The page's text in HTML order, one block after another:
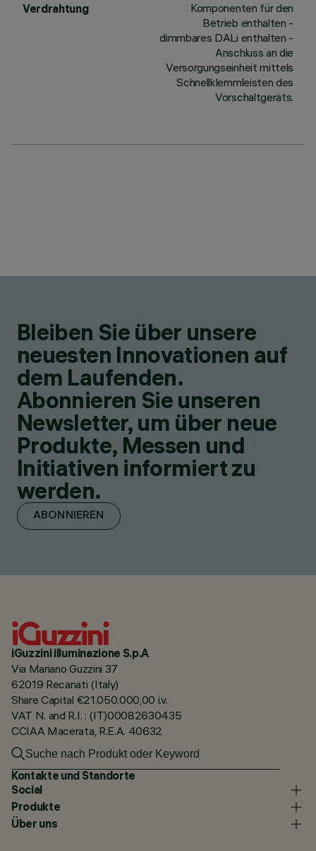
Verdrahtung
Komponenten für den
Betrieb enthalten -
dimmbares DALi enthalten -
Anschluss an die
Versorgungseinheit mittels
Schnellklemmleisten des
Vorschaltgeräts.
Bleiben Sie über unsere
neuesten Innovationen auf
dem Laufenden.
Abonnieren Sie unseren
Newsletter, um über neue
Produkte, Messen und
Initiativen informiert zu
werden.
ABONNIEREN
iGuzzini illuminazione S.p.A
Via Mariano Guzzini 37
62019 Recanati (Italy)
Share Capital €21.050.000,00 i.v.
VAT N. and R.I. : (IT)00082630435
CCIAA Macerata, R.E.A. 40632
Kontakte und Standorte
Social
Produkte
Über uns